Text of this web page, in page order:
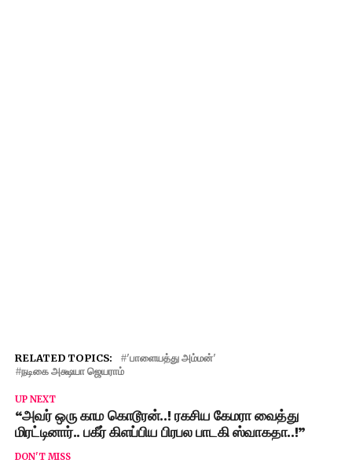
RELATED TOPICS:
'பாளையத்து அம்மன்'
நடிகை அக்ஷயா ஜெயராம்
UP NEXT
“அவர் ஒரு காம கொடூரன்..! ரகசிய கேமரா வைத்து
மிரட்டினார்.. பகீர் கிளப்பிய பிரபல பாடகி ஸ்வாகதா..!”
DON'T MISS